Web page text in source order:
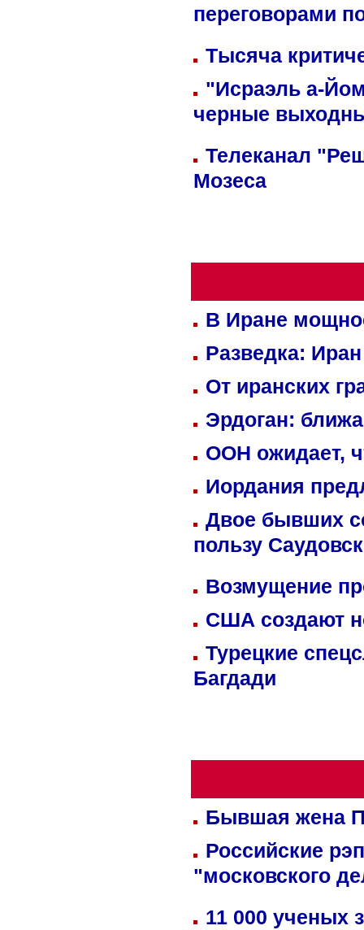
переговорами
Тысяча
"Исраэль а-
черные
Телеканал
Мозеса
В Иране
Разведка:
От иранских
Эрдоган:
ООН ожидает,
Иордания
Двое бывших
пользу
Возмущение
США создают
Турецкие
Багдади
Бывшая жена
Российские
"московского
11 000 ученых